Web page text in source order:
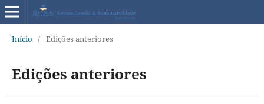
Início / Edições anteriores
Edições anteriores